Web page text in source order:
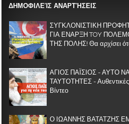
ΔΗΜΟΦΙΛΕΊΣ ΑΝΑΡΤΉΣΕΙΣ
ΣΥΓΚΛΟΝΙΣΤΙΚΗ
ΓΙΑ ΕΝΑΡΞΗ TOY
ΤΗΣ ΠΟΛΗΣ! Θα αρχίσει
ΑΓΙΟΣ ΠΑΪΣΙΟΣ - ΑΥΤΟ
ΤΑΥΤΟΤΗΤΕΣ - Αυθεντικές
Βίντεο
Ο ΙΩΑΝΝΗΣ ΒΑΤΑΤΖΗΣ